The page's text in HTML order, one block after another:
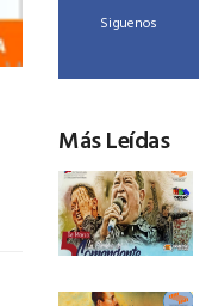
Siguenos
Más Leídas